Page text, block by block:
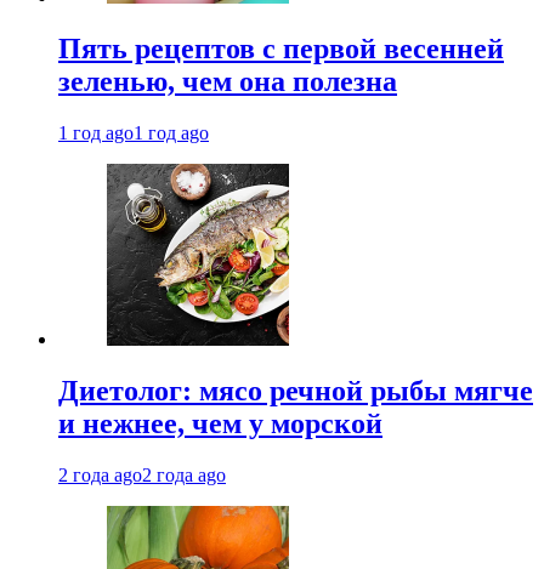
Пять рецептов с первой весенней
зеленью, чем она полезна
1 год ago1 год ago
Диетолог: мясо речной рыбы мягче
и нежнее, чем у морской
2 года ago2 года ago